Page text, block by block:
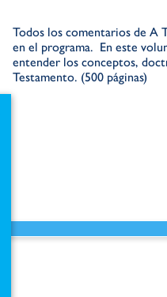
Todos los comentarios de A
en el programa. En este
entender los conceptos,
Testamento. (500 páginas)